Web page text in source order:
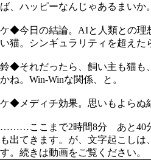
ば、ハッピーなんじゃあるまいか。
ケ◆今日の結論。AIと人類との理
い猫。シンギュラリティを超えた
鈴◆それだったら、飼い主も猫も
かね。Win-Winな関係、と。
ケ◆メディチ効果。思いもよらぬ
………ここまで2時間8分 あと40
も出てきます。が、文字起こしは
す。続きは動画をご覧ください。